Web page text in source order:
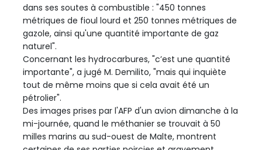
dans ses soutes à combustible : "450 tonnes
métriques de fioul lourd et 250 tonnes métriques de
gazole, ainsi qu'une quantité importante de gaz
naturel".
Concernant les hydrocarbures, "c’est une quantité
importante", a jugé M. Demilito, "mais qui inquiète
tout de même moins que si cela avait été un
pétrolier".
Des images prises par l'AFP d'un avion dimanche à la
mi-journée, quand le méthanier se trouvait à 50
milles marins au sud-ouest de Malte, montrent